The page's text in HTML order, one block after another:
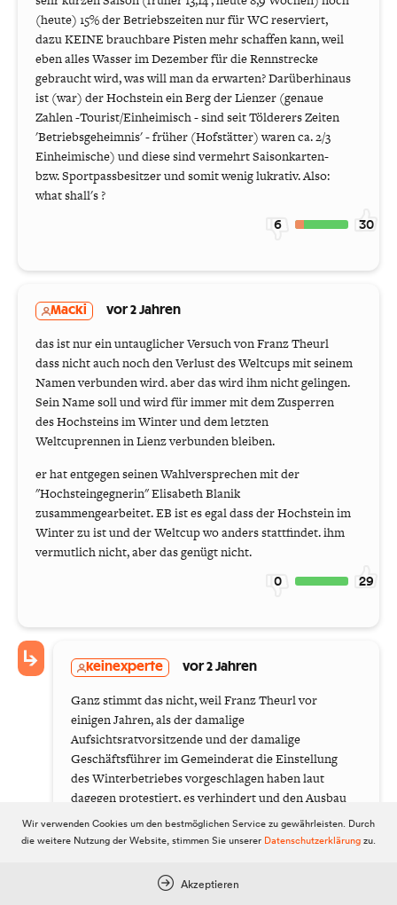
(heute) 15% der Betriebszeiten nur für WC reserviert,
dazu KEINE brauchbare Pisten mehr schaffen kann, weil
eben alles Wasser im Dezember für die Rennstrecke
gebraucht wird, was will man da erwarten? Darüberhinaus
ist (war) der Hochstein ein Berg der Lienzer (genaue
Zahlen -Tourist/Einheimisch - sind seit Tölderers Zeiten
'Betriebsgeheimnis' - früher (Hofstätter) waren ca. 2/3
Einheimische) und diese sind vermehrt Saisonkarten-
bzw. Sportpassbesitzer und somit wenig lukrativ. Also:
what shall's ?
6 30
Macki vor 2 Jahren
das ist nur ein untauglicher Versuch von Franz Theurl
dass nicht auch noch den Verlust des Weltcups mit seinem
Namen verbunden wird. aber das wird ihm nicht gelingen.
Sein Name soll und wird für immer mit dem Zusperren
des Hochsteins im Winter und dem letzten
Weltcuprennen in Lienz verbunden bleiben.
er hat entgegen seinen Wahlversprechen mit der
"Hochsteingegnerin" Elisabeth Blanik
zusammengearbeitet. EB ist es egal dass der Hochstein im
Winter zu ist und der Weltcup wo anders stattfindet. ihm
vermutlich nicht, aber das genügt nicht.
0 29
keinexperte vor 2 Jahren
Ganz stimmt das nicht, weil Franz Theurl vor
einigen Jahren, als der damalige
Aufsichtsratvorsitzende und der damalige
Geschäftsführer im Gemeinderat die Einstellung
des Winterbetriebes vorgeschlagen haben laut
dagegen protestiert, es verhindert und den Ausbau
des Hochstein versprochen hat, was leider nicht
passiert ist. Nach mehreren hunderttausend Euro
notwendig. Besser zu spät als nie. Wenn die Zahlen
stimmen, und der Winter am Hochstein der LBB
Wir verwenden Cookies um den bestmöglichen Service zu gewährleisten. Durch
die weitere Nutzung der Website, stimmen Sie unserer Datenschutzerklärungzu.
Akzeptieren